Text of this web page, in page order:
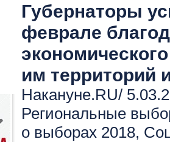
Губернаторы
феврале
им территорий
Накануне.RU/
Региональные
о выборах 2018,